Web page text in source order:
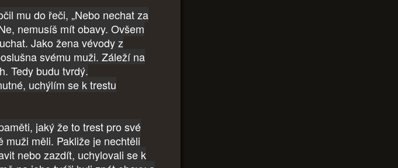
mu do řeči, „Nebo nechat za
nemusíš mít obavy. Ovšem
Jako žena vévody z
svému muži. Záleží na
Tedy budu tvrdý.
uchýlím se k trestu
jaký že to trest pro své
muži měli. Pakliže je nechtěli
nebo zazdít, uchylovali se k